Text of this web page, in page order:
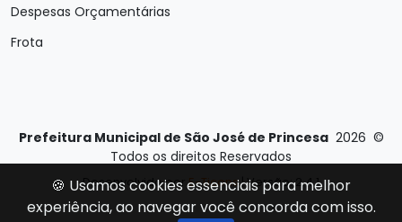
Despesas Orçamentárias
Frota
Prefeitura Municipal de São José de Princesa 2026 ©
Todos os direitos Reservados
Desenvolvido porE-Ticons| Versão: 2.4.1
🍪 Usamos cookies essenciais para melhor
experiência, ao navegar você concorda com isso.